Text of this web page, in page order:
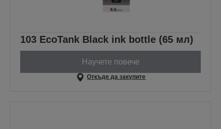
103 EcoTank Black ink bottle (65 мл)
Научете повече
Откъде да закупите